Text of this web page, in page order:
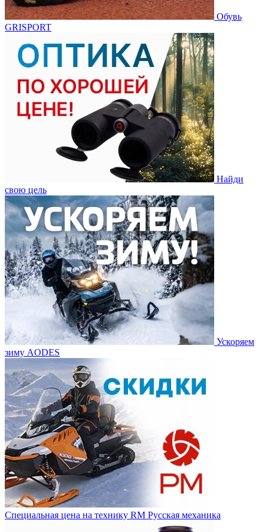
Обувь
GRISPORT
Найди
свою цель
Ускоряем
зиму AODES
Специальная цена на технику RM Русская механика